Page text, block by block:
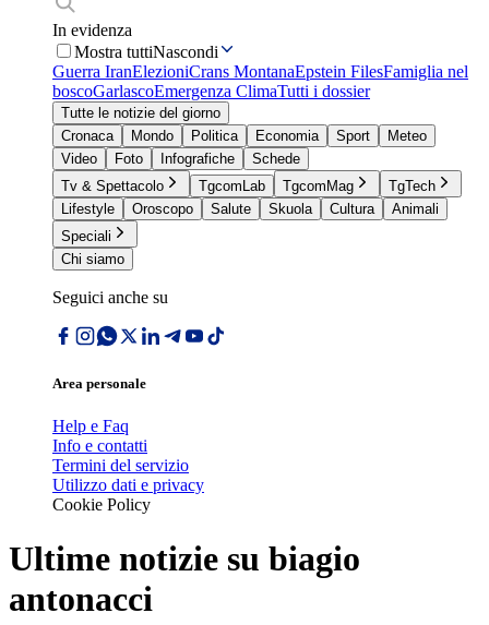
In evidenza
Mostra tuttiNascondi
Guerra IranElezioniCrans MontanaEpstein FilesFamiglia nel
boscoGarlascoEmergenza ClimaTutti i dossier
Tutte le notizie del giorno
Cronaca
Mondo Politica Economia Sport
Meteo
Video
Foto Infografiche
Schede
Tv & Spettacolo
TgcomLab TgcomMag
TgTech
Lifestyle
Oroscopo Salute Skuola Cultura
Animali
Speciali
Chi siamo
Seguici anche su
Area personale
Help e Faq
Info e contatti
Termini del servizio
Utilizzo dati e privacy
Cookie Policy
Ultime notizie su biagio
antonacci